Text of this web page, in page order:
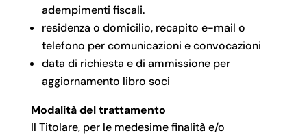
adempimenti fiscali.
residenza o domicilio, recapito e-mail o
telefono per comunicazioni e convocazioni
data di richiesta e di ammissione per
aggiornamento libro soci
Modalità del trattamento
Il Titolare, per le medesime finalità e/o